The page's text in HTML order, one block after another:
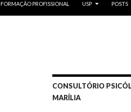
FORMAÇÃO PROFISSIONAL USP POSTS
CONSULTÓRIO
MARÍLIA